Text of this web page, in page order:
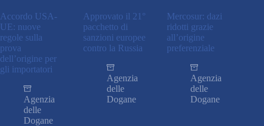
Accordo USA-
UE: nuove
regole sulla
prova
dell’origine per
gli importatori
Agenzia
delle
Dogane
Approvato il 21°
pacchetto di
sanzioni europee
contro la Russia
Agenzia
delle
Dogane
Mercosur: dazi
ridotti grazie
all’origine
preferenziale
Agenzia
delle
Dogane